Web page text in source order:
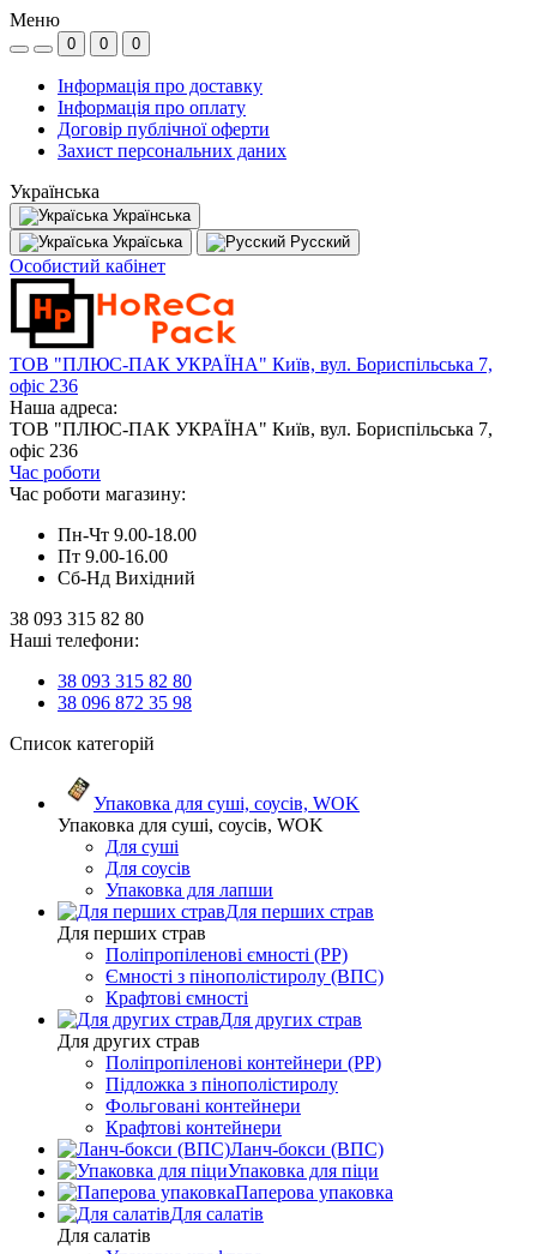
Меню
0 0 0
Інформація про доставку
Інформація про оплату
Договір публічної оферти
Захист персональних даних
Українська
Українська
Україська
Русский
Особистий кабінет
ТОВ "ПЛЮС-ПАК УКРАЇНА" Київ, вул. Бориспільська 7,
офіс 236
Наша адреса:
ТОВ "ПЛЮС-ПАК УКРАЇНА" Київ, вул. Бориспільська 7,
офіс 236
Час роботи
Час роботи магазину:
Пн-Чт 9.00-18.00
Пт 9.00-16.00
Сб-Нд Вихідний
38 093 315 82 80
Наші телефони:
38 093 315 82 80
38 096 872 35 98
Список категорій
Упаковка для суші, соусів, WOK
Упаковка для суші, соусів, WOK
Для суші
Для соусів
Упаковка для лапши
Для перших страв
Для перших страв
Поліпропіленові ємності (PP)
Ємності з пінополістиролу (ВПС)
Крафтові ємності
Для других страв
Для других страв
Поліпропіленові контейнери (PP)
Підложка з пінополістиролу
Фольговані контейнери
Крафтові контейнери
Ланч-бокси (ВПС)
Упаковка для піци
Паперова упаковка
Для салатів
Для салатів